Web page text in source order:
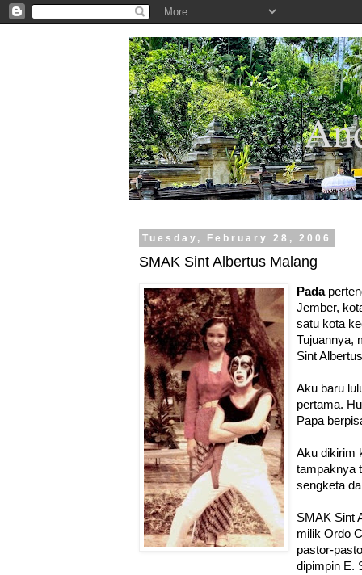
.
Tuesday, February 28, 2006
SMAK Sint Albertus Malang
Pada
Jember,
satu kota
Tujuannya,
Sint
Aku baru
pertama.
Papa
Aku dikirim
tampaknya
sengketa
SMAK Sint
milik Ordo
pastor-
dipimpin E.